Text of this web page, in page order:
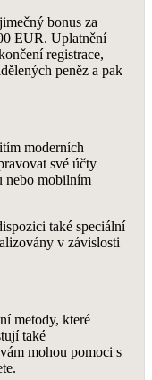
bonus za
EUR. Uplatnění
registrace,
peněz a pak
moderních
své účty
nebo mobilním
také speciální
v závislosti
metody, které
také
mohou pomoci s